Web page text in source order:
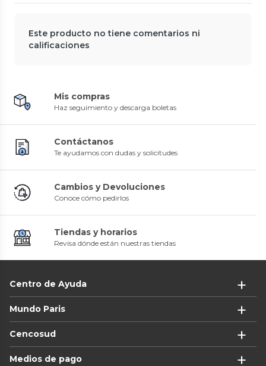
Este producto no tiene comentarios ni
calificaciones
Mis compras
Haz seguimiento y descarga boletas
Contáctanos
Te ayudamos con dudas y solicitudes
Cambios y Devoluciones
Conoce cómo pedirlos
Tiendas y horarios
Revisa dónde están nuestras tiendas
Centro de Ayuda
Mundo Paris
Cencosud
Medios de pago